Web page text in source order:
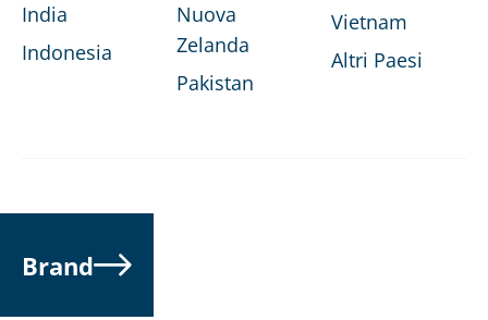
India
Indonesia
Nuova
Zelanda
Pakistan
Vietnam
Altri Paesi
Brand